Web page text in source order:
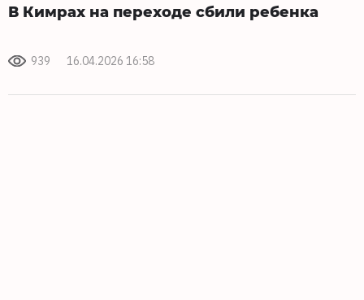
В Кимрах на переходе сбили ребенка
939 16.04.2026 16:58